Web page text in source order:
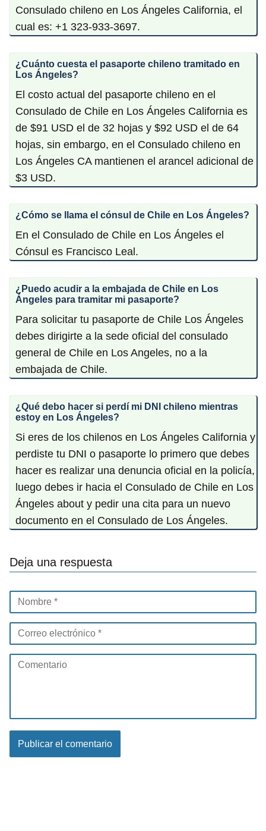
Consulado chileno en Los Ángeles California, el
cual es: +1 323-933-3697.
¿Cuánto cuesta el pasaporte chileno tramitado en
Los Ángeles?
El costo actual del pasaporte chileno en el
Consulado de Chile en Los Ángeles California es
de $91 USD el de 32 hojas y $92 USD el de 64
hojas, sin embargo, en el Consulado chileno en
Los Ángeles CA mantienen el arancel adicional de
$3 USD.
¿Cómo se llama el cónsul de Chile en Los Ángeles?
En el Consulado de Chile en Los Ángeles el
Cónsul es Francisco Leal.
¿Puedo acudir a la embajada de Chile en Los
Ángeles para tramitar mi pasaporte?
Para solicitar tu pasaporte de Chile Los Ángeles
debes dirigirte a la sede oficial del consulado
general de Chile en Los Angeles, no a la
embajada de Chile.
¿Qué debo hacer si perdí mi DNI chileno mientras
estoy en Los Ángeles?
Si eres de los chilenos en Los Ángeles California y
perdiste tu DNI o pasaporte lo primero que debes
hacer es realizar una denuncia oficial en la policía,
luego debes ir hacia el Consulado de Chile en Los
Ángeles about y pedir una cita para un nuevo
documento en el Consulado de Los Ángeles.
Deja una respuesta